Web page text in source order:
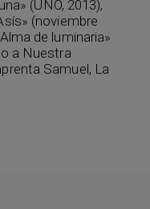
(UNO, 2013),
(noviembre
de luminaria»
a Nuestra
Samuel, La